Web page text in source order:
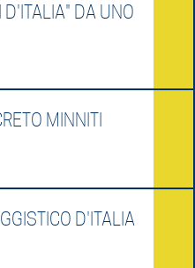
D'ITALIA" DA UNO
MINNITI
D'ITALIA